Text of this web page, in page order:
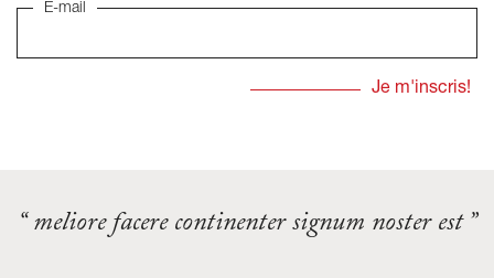
E-mail
“ meliore facere continenter signum noster est ”